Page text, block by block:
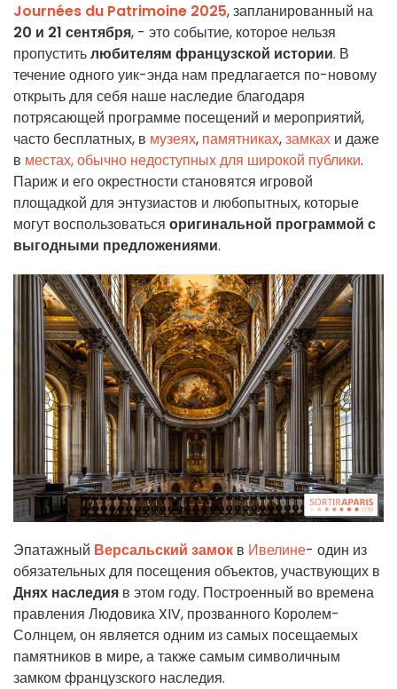
Journées du Patrimoine 2025, запланированный на
20 и 21 сентября, - это событие, которое нельзя
пропуститьлюбителям французской истории. В
течение одного уик-энда нам предлагается по-новому
открыть для себя наше наследие благодаря
потрясающей программе посещений и мероприятий,
часто бесплатных, в музеях, памятниках,замках и даже
в местах, обычно недоступных для широкой публики.
Париж и его окрестности становятся игровой
площадкой для энтузиастов и любопытных, которые
могут воспользоваться оригинальной программой с
выгодными предложениями.
Эпатажный Версальский замок в Ивелине- один из
обязательных для посещения объектов, участвующих в
Днях наследия в этом году. Построенный во времена
правления Людовика XIV, прозванного Королем-
Солнцем, он является одним из самых посещаемых
памятников в мире, а также самым символичным
замком французского наследия.